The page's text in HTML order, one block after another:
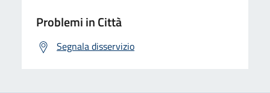
Problemi in Città
Segnala disservizio